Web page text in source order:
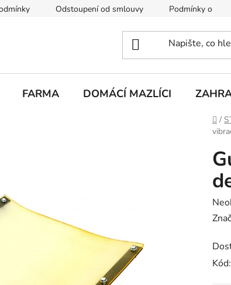
Odstoupení od smlouvy Podmínky
FARMA DOMÁCÍ MAZLÍCI
/
je
0,0
Kód: